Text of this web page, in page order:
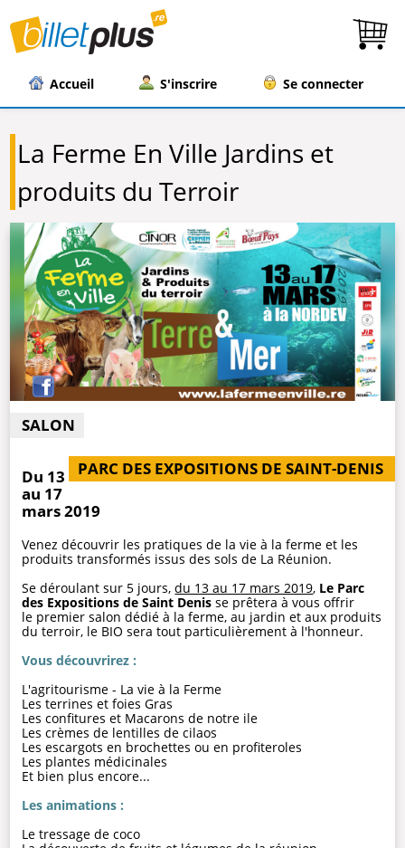
Accueil S'inscrire Se connecter
La Ferme En Ville Jardins et
produits du Terroir
SALON
PARC DES EXPOSITIONS DE SAINT-DENIS
Du 13
au 17
mars 2019
Venez découvrir les pratiques de la vie à la ferme et les
produits transformés issus des sols de La Réunion.
Se déroulant sur 5 jours,du 13 au 17 mars 2019, Le Parc
des Expositions de Saint Denis se prêtera à vous offrir
le premier salon dédié à la ferme, au jardin et aux produits
du terroir, le BIO sera tout particulièrement à l'honneur.
Vous découvrirez :
L'agritourisme - La vie à la Ferme
Les terrines et foies Gras
Les confitures et Macarons de notre ile
Les crèmes de lentilles de cilaos
Les escargots en brochettes ou en profiteroles
Les plantes médicinales
Et bien plus encore...
Les animations :
Le tressage de coco